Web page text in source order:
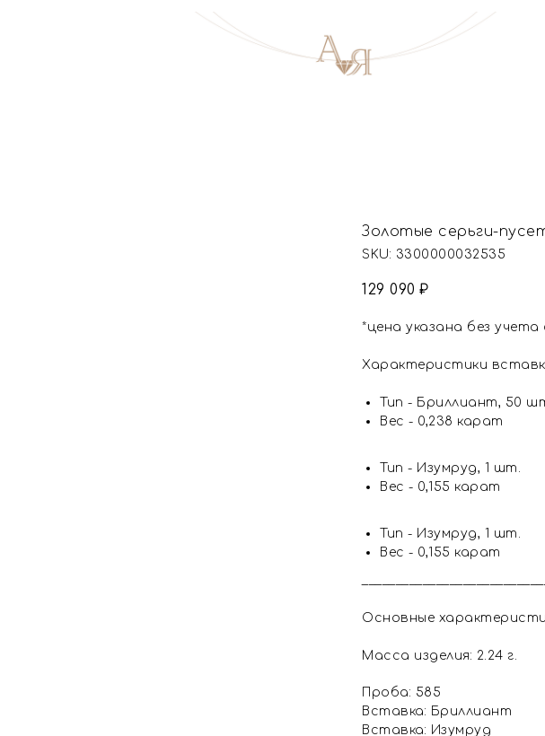
Золотые серьги-
SKU: 3300000032535
129 090 ₽
*цена указана без учета
Характеристики
Тип - Бриллиант, 50
Вес - 0,238 карат
Тип - Изумруд, 1 шт.
Вес - 0,155 карат
Тип - Изумруд, 1 шт.
Вес - 0,155 карат
Основные
Масса изделия: 2.24 г.
Проба: 585
Вставка: Бриллиант
Вставка: Изумруд